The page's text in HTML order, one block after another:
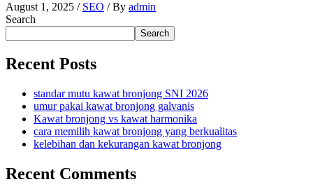
August 1, 2025 / SEO / By admin
Search
Search
Recent Posts
standar mutu kawat bronjong SNI 2026
umur pakai kawat bronjong galvanis
Kawat bronjong vs kawat harmonika
cara memilih kawat bronjong yang berkualitas
kelebihan dan kekurangan kawat bronjong
Recent Comments